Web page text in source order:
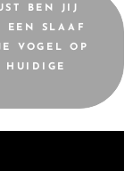
BEN JIJ
EEN SLAAF
VOGEL OP
HUIDIGE